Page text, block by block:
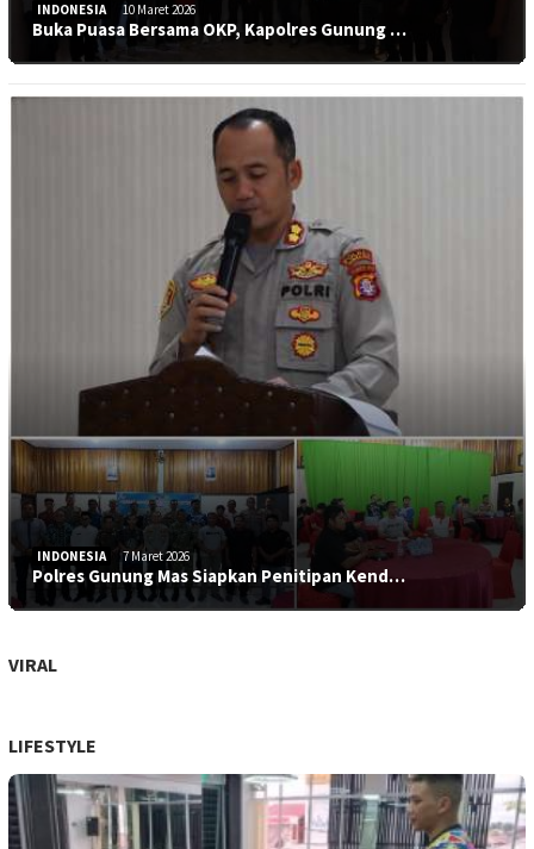
INDONESIA 10 Maret 2026
Buka Puasa Bersama OKP, Kapolres Gunung …
INDONESIA 7 Maret 2026
Polres Gunung Mas Siapkan Penitipan Kend…
VIRAL
LIFESTYLE